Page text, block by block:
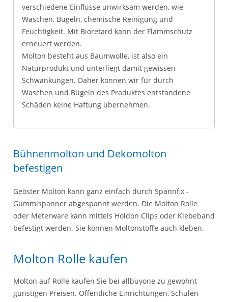
verschiedene Einflüsse unwirksam werden, wie
Waschen, Bügeln, chemische Reinigung und
Feuchtigkeit. Mit Bioretard kann der Flammschutz
erneuert werden.
Molton besteht aus Baumwolle, ist also ein
Naturprodukt und unterliegt damit gewissen
Schwankungen. Daher können wir für durch
Waschen und Bügeln des Produktes entstandene
Schäden keine Haftung übernehmen.
Bühnenmolton und Dekomolton
befestigen
Geöster Molton kann ganz einfach durch Spannfix -
Gummispanner abgespannt werden. Die Molton Rolle
oder Meterware kann mittels Holdon Clips oder Klebeband
befestigt werden. Sie können Moltonstoffe auch kleben.
Molton Rolle kaufen
Molton auf Rolle kaufen Sie bei allbuyone zu gewohnt
günstigen Preisen. Öffentliche Einrichtungen, Schulen